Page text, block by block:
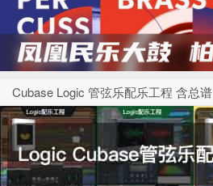
Cubase Logic 管弦乐配乐工程 含总谱